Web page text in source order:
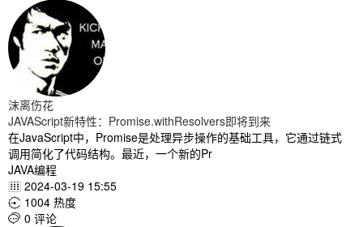
沫离伤花
JAVAScript新特性：Promise.withResolvers即将到来
在JavaScript中，Promise是处理异步操作的基础工具，它通过链式
调用简化了代码结构。最近，一个新的Pr
JAVA编程
 2024-03-19 15:55
 1004 热度
 0 评论